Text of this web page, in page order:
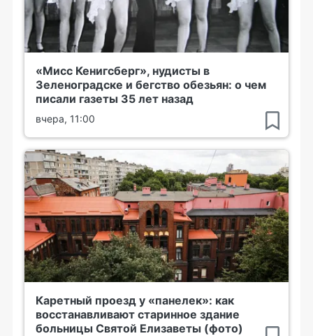
«Мисс Кенигсберг», нудисты в
Зеленоградске и бегство обезьян: о чем
писали газеты 35 лет назад
вчера, 11:00
Каретный проезд у «панелек»: как
восстанавливают старинное здание
больницы Святой Елизаветы (фото)